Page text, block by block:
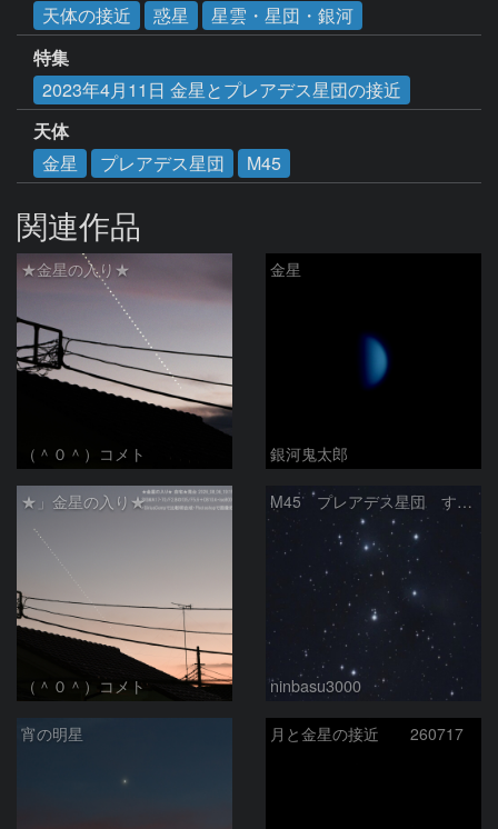
天体の接近
惑星
星雲・星団・銀河
特集
2023年4月11日 金星とプレアデス星団の接近
天体
金星
プレアデス星団 M45
関連作品
★金星の入り★
（＾０＾）コメト
金星
銀河鬼太郎
★」金星の入り★
（＾０＾）コメト
M45 プレアデス星団 すばる
ninbasu3000
宵の明星 月と金星の接近 260717